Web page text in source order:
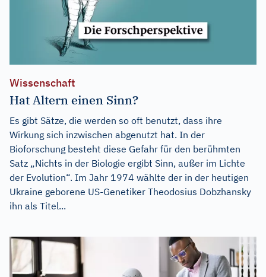
Wissenschaft
Hat Altern einen Sinn?
Es gibt Sätze, die werden so oft benutzt, dass ihre
Wirkung sich inzwischen abgenutzt hat. In der
Bioforschung besteht diese Gefahr für den berühmten
Satz „Nichts in der Biologie ergibt Sinn, außer im Lichte
der Evolution“. Im Jahr 1974 wählte der in der heutigen
Ukraine geborene US-Genetiker Theodosius Dobzhansky
ihn als Titel...